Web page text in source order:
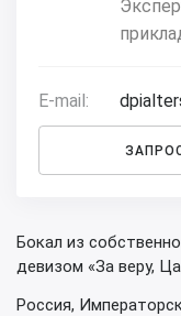
E-mail:
Бокал из
девизом «За веру,
Россия,